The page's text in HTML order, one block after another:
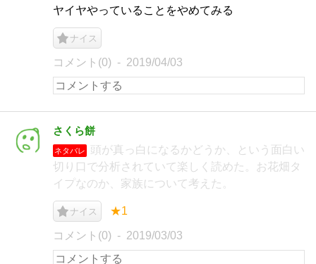
ヤイヤやっていることをやめてみる
ナイス
コメント(0) 2019/04/03
さくら餅
ネタバレ
頭が真っ白になるかどうか、という面白い
切り口で分析されていて楽しく読めた。お花畑タ
イプなのか、家族について考えた。
ナイス ★1
コメント(0) 2019/03/03